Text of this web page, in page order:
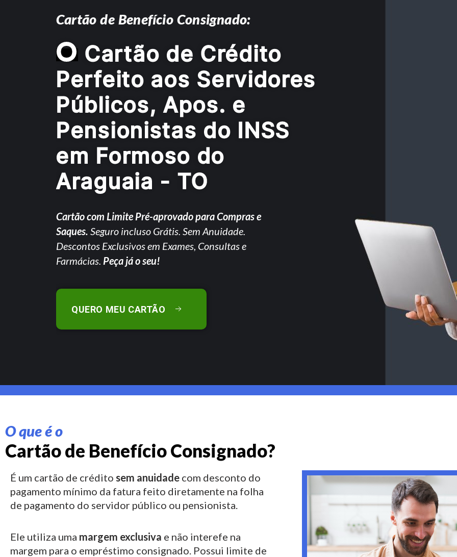
Cartão de Benefício Consignado:
O Cartão de Crédito
Perfeito aos Servidores
Públicos, Apos. e
Pensionistas do INSS
em Formoso do
Araguaia - TO
Cartão com Limite Pré-aprovado para Compras e
Saques. Seguro incluso Grátis. Sem Anuidade.
Descontos Exclusivos em Exames, Consultas e
Farmácias. Peça já o seu!
QUERO MEU CARTÃO
O que é o
Cartão de Benefício Consignado?
É um cartão de crédito sem anuidade com desconto do
pagamento mínimo da fatura feito diretamente na folha
de pagamento do servidor público ou pensionista.
Ele utiliza uma margem exclusiva e não interefe na
margem para o empréstimo consignado. Possui limite de